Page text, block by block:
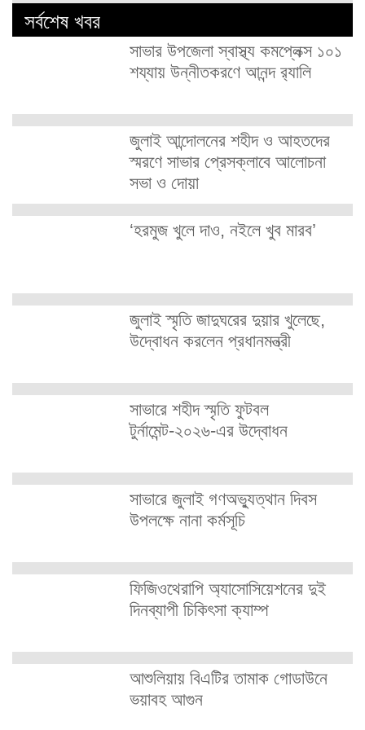
সর্বশেষ খবর
সাভার উপজেলা স্বাস্থ্য কমপ্লেক্স ১০১
শয্যায় উন্নীতকরণে আনন্দ র‍্যালি
জুলাই আন্দোলনের শহীদ ও আহতদের
স্মরণে সাভার প্রেসক্লাবে আলোচনা
সভা ও দোয়া
‘হরমুজ খুলে দাও, নইলে খুব মারব’
জুলাই স্মৃতি জাদুঘরের দুয়ার খুলেছে,
উদ্বোধন করলেন প্রধানমন্ত্রী
সাভারে শহীদ স্মৃতি ফুটবল
টুর্নামেন্ট-২০২৬-এর উদ্বোধন
সাভারে জুলাই গণঅভ্যুত্থান দিবস
উপলক্ষে নানা কর্মসূচি
ফিজিওথেরাপি অ্যাসোসিয়েশনের দুই
দিনব্যাপী চিকিৎসা ক্যাম্প
আশুলিয়ায় বিএটির তামাক গোডাউনে
ভয়াবহ আগুন